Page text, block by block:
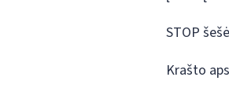
STOP
Krašto